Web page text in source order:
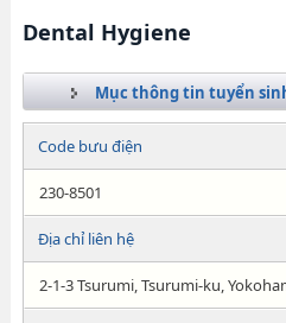
Dental Hygiene
Mục thông tin tuyển
Code bưu điện
230-8501
Địa chỉ liên hệ
2-1-3 Tsurumi, Tsurumi-ku,